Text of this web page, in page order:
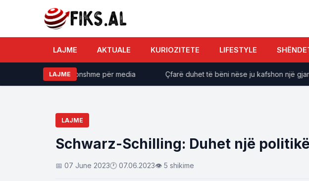
LAJME AKTUALE KURIOZITETE LIFESTYLE
LAJME
të jashtëzakonshme për media Çfarë duhet të bëni nëse ju kafshon një
LAJME
Schwarz-Schilling: Duhet një
📅 07 June 2023🕐 07.06.2023👁 5 shikime